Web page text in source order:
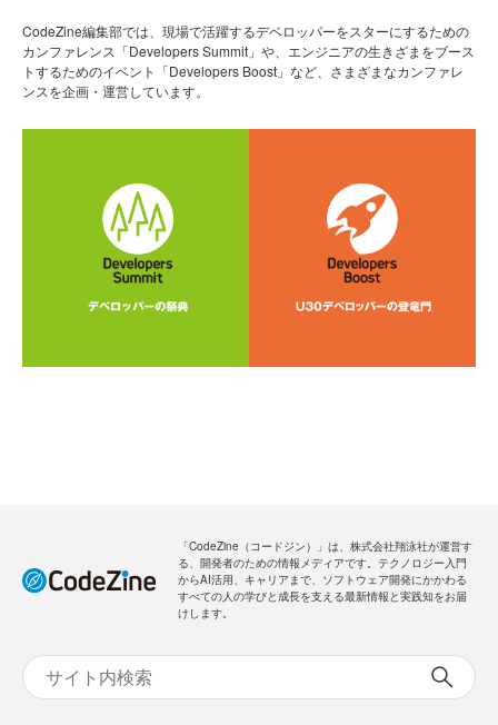
CodeZine編集部では、現場で活躍するデベロッパーをスターにするための
カンファレンス「Developers Summit」や、エンジニアの生きざまをブース
トするためのイベント「Developers Boost」など、さまざまなカンファレ
ンスを企画・運営しています。
「CodeZine（コードジン）」は、株式会社翔泳社が運営す
る、開発者のための情報メディアです。テクノロジー入門
からAI活用、キャリアまで、ソフトウェア開発にかかわる
すべての人の学びと成長を支える最新情報と実践知をお届
けします。